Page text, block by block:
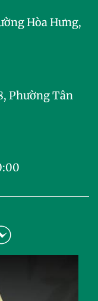
Hòa Hưng,
Phường Tân